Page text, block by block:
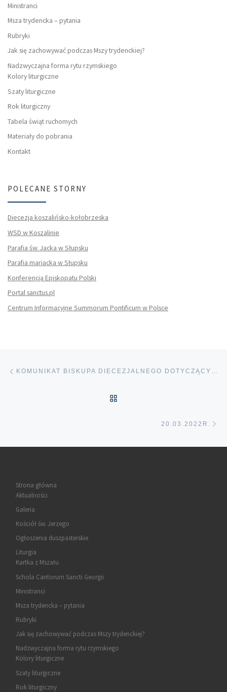
Ministranci
Msza trydencka – pytania
Rubryki
Jak się zachowywać podczas Mszy trydenckiej?
Nadzwyczajna forma rytu rzymskiego
Kolory liturgiczne
Szaty liturgiczne
Rok liturgiczny
Tabela świąt ruchomych
Materiały do pobrania
Kontakt
POLECANE STORNY
Diecezja koszalińsko-kołobrzeska
WSD w Koszalinie
Parafia św. Jacka w Słupsku
Parafia mariacka w Słupsku
Konferencja Episkopatu Polski
Portal sanctus.pl
Centrum Informacyjne Summorum Pontificum w Polsce
KOMUNIKAT BISKUPA DIECEZJALNEGO DOTYCZĄCY NOMINACJI BISKUPA KOADIUTORA
20.03.2022R.
Strona główna
Aktualności
Galeria
Kościół św. Jerzego
Ogłoszenia duszpasterskie
Liturgia
Kartka z Mszału
Schola Cantorum Sancti Georgii
Ministranci
Msza trydencka – pytania
Rubryki
Jak się zachowywać podczas Mszy trydenckiej?
Nadzwyczajna forma rytu rzymskiego
Kolory liturgiczne
Szaty liturgiczne
Rok liturgiczny